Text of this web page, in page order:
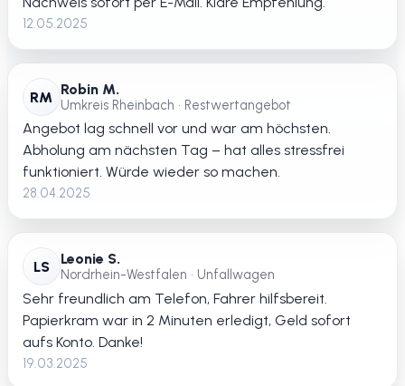
12.05.2025
RM Robin M.
Umkreis Rheinbach • Restwertangebot
Angebot lag schnell vor und war am höchsten.
Abholung am nächsten Tag – hat alles stressfrei
funktioniert. Würde wieder so machen.
28.04.2025
LS Leonie S.
Nordrhein-Westfalen • Unfallwagen
Sehr freundlich am Telefon, Fahrer hilfsbereit.
Papierkram war in 2 Minuten erledigt, Geld sofort
aufs Konto. Danke!
19.03.2025